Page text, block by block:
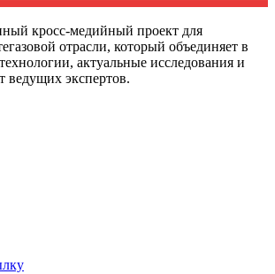
кросс-медийный проект для
отрасли, который объединяет в
актуальные исследования и
ведущих экспертов.